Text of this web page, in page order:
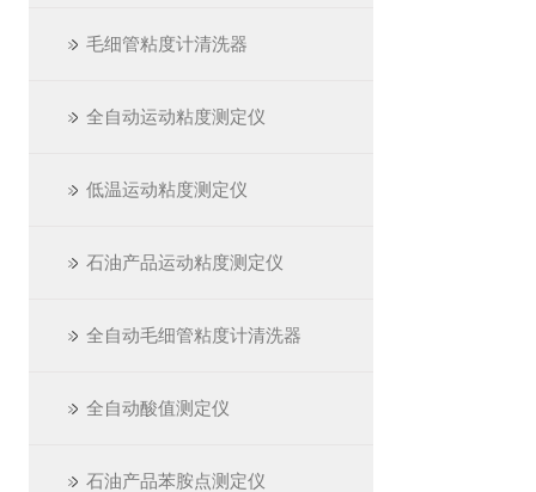
毛细管粘度计清洗器
全自动运动粘度测定仪
低温运动粘度测定仪
石油产品运动粘度测定仪
全自动毛细管粘度计清洗器
全自动酸值测定仪
石油产品苯胺点测定仪